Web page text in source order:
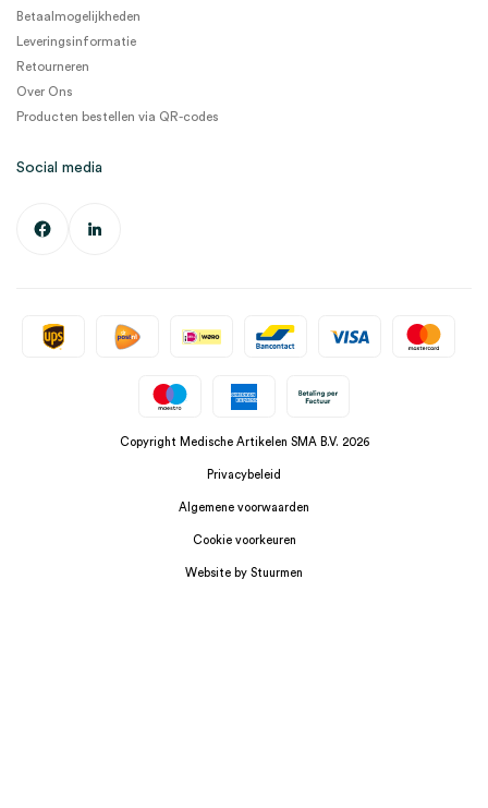
Betaalmogelijkheden
Leveringsinformatie
Retourneren
Over Ons
Producten bestellen via QR-codes
Social media
Copyright Medische Artikelen SMA B.V. 2026
Privacybeleid
Algemene voorwaarden
Cookie voorkeuren
Website by Stuurmen